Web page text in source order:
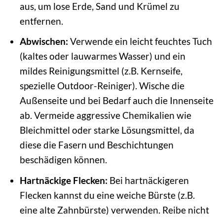
aus, um lose Erde, Sand und Krümel zu
entfernen.
Abwischen: Verwende ein leicht feuchtes Tuch
(kaltes oder lauwarmes Wasser) und ein
mildes Reinigungsmittel (z.B. Kernseife,
spezielle Outdoor-Reiniger). Wische die
Außenseite und bei Bedarf auch die Innenseite
ab. Vermeide aggressive Chemikalien wie
Bleichmittel oder starke Lösungsmittel, da
diese die Fasern und Beschichtungen
beschädigen können.
Hartnäckige Flecken: Bei hartnäckigeren
Flecken kannst du eine weiche Bürste (z.B.
eine alte Zahnbürste) verwenden. Reibe nicht